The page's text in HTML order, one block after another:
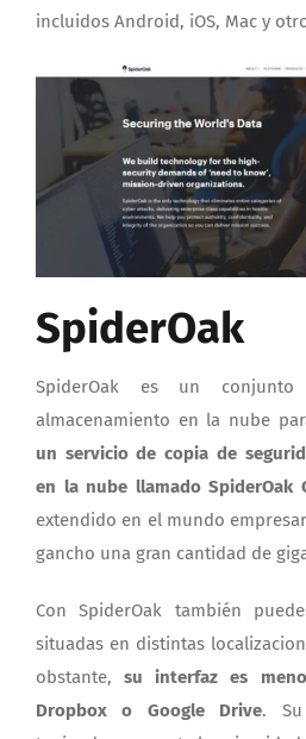
incluidos Android, iOS, Mac y
SpiderOak
SpiderOak es un
almacenamiento en la nube
un servicio de copia de
en la nube llamado SpiderOak
extendido en el mundo
gancho una gran cantidad de
Con SpiderOak también
situadas en distintas
obstante,su interfaz es
Dropbox o Google Drive. Su